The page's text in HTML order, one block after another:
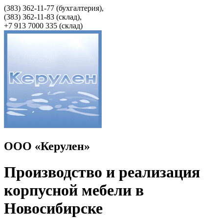
(383) 362-11-77 (бухгалтерия),
(383) 362-11-83 (cклад),
+7 913 7000 335 (склад)
ООО «Керулен»
Производство и реализация
корпусной мебели в
Новосибирске